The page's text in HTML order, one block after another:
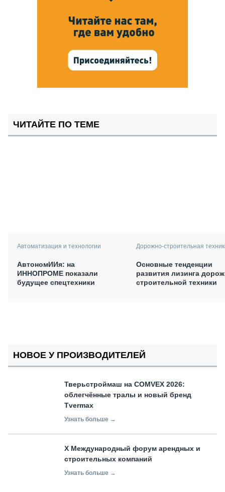
ЧИТАЙТЕ ПО ТЕМЕ
Автоматизация и технологии
АвтономИИя: на
ИННОПРОМЕ показали
будущее спецтехники
Дорожно-строительная
Основные тенденции
развития лизинга
строительной техники
НОВОЕ У ПРОИЗВОДИТЕЛЕЙ
Тверьстроймаш на COMVEX 2026:
облегчённые тралы и новый бренд
Tvermax
Узнать больше →
X Международный форум арендных и
строительных компаний
Узнать больше →